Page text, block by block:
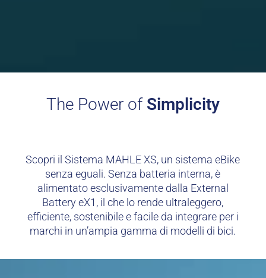
The Power of Simplicity
Scopri il Sistema MAHLE XS, un sistema eBike
senza eguali. Senza batteria interna, è
alimentato esclusivamente dalla External
Battery eX1, il che lo rende ultraleggero,
efficiente, sostenibile e facile da integrare per i
marchi in un’ampia gamma di modelli di bici.